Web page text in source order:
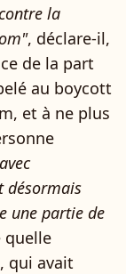
la
, déclare-il,
de la part
au boycott
et à ne plus
désormais
une partie de
quelle
qui avait